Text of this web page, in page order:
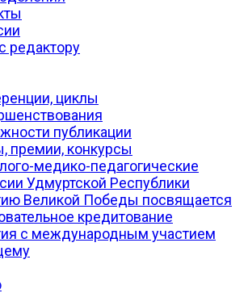
редактору
циклы
публикации
премии, конкурсы
медико-педагогические
Удмуртской Республики
Великой Победы посвящается
кредитование
с международным участием